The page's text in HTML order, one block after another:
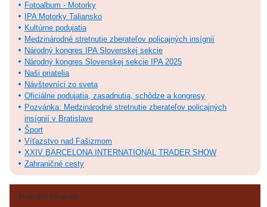
Fotoalbum - Motorky
IPA Motorky Taliansko
Kultúrne podujatia
Medzinárodné stretnutie zberateľov policajných insígnií
Národný kongres IPA Slovenskej sekcie
Národný kongres Slovenskej sekcie IPA 2025
Naši priatelia
Návštevníci zo sveta
Oficiálne podujatia, zasadnutia, schôdze a kongresy
Pozvánka: Medzinárodné stretnutie zberateľov policajných
insígnií v Bratislave
Šport
Víťazstvo nad Fašizmom
XXIV BARCELONA INTERNATIONAL TRADER SHOW
Zahraničné cesty
Posledné fotografie